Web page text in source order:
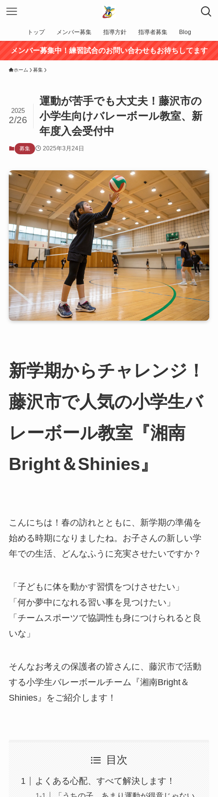
トップ メンバー募集 指導方針 指導者募集 Blog
メンバー募集中！練習試合のお問い合わせもお待ちしてます
ホーム 募集
運動が苦手でも大丈夫！藤沢市の
小学生向けバレーボール教室、新
年度入会受付中
2025
2/26
募集 2025年3月24日
新学期からチャレンジ！
藤沢市で人気の小学生バ
レーボール教室『湘南
Bright＆Shinies』
こんにちは！春の訪れとともに、新学期の準備を
始める時期になりましたね。お子さんの新しい学
年での生活、どんなふうに充実させたいですか？
「子どもに体を動かす習慣をつけさせたい」
「何か夢中になれる習い事を見つけたい」
「チームスポーツで協調性も身につけられると良
いな」
そんなお考えの保護者の皆さんに、藤沢市で活動
する小学生バレーボールチーム『湘南Bright＆
Shinies』をご紹介します！
目次
よくある心配、すべて解決します！